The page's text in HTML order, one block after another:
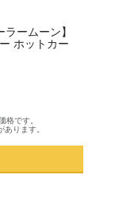
ームーン】
ホットカー
です。
ります。